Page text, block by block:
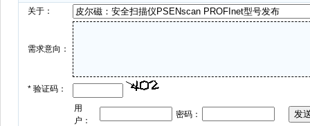
关于：
需求意向：
* 验证码：
用
户：
密码：